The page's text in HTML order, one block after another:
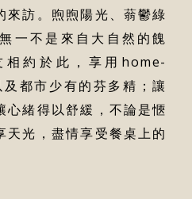
來訪。煦煦陽光、蓊鬱綠
一不是來自大自然的餽
相約於此，享用home-
都市少有的芬多精；讓
心緒得以舒緩，不論是愜
天光，盡情享受餐桌上的